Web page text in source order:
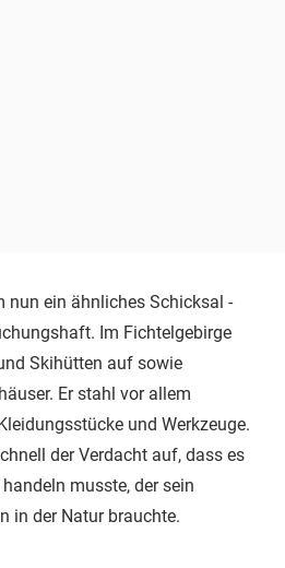
nun ein ähnliches Schicksal -
Im Fichtelgebirge
Skihütten auf sowie
Er stahl vor allem
und Werkzeuge.
der Verdacht auf, dass es
musste, der sein
in der Natur brauchte.